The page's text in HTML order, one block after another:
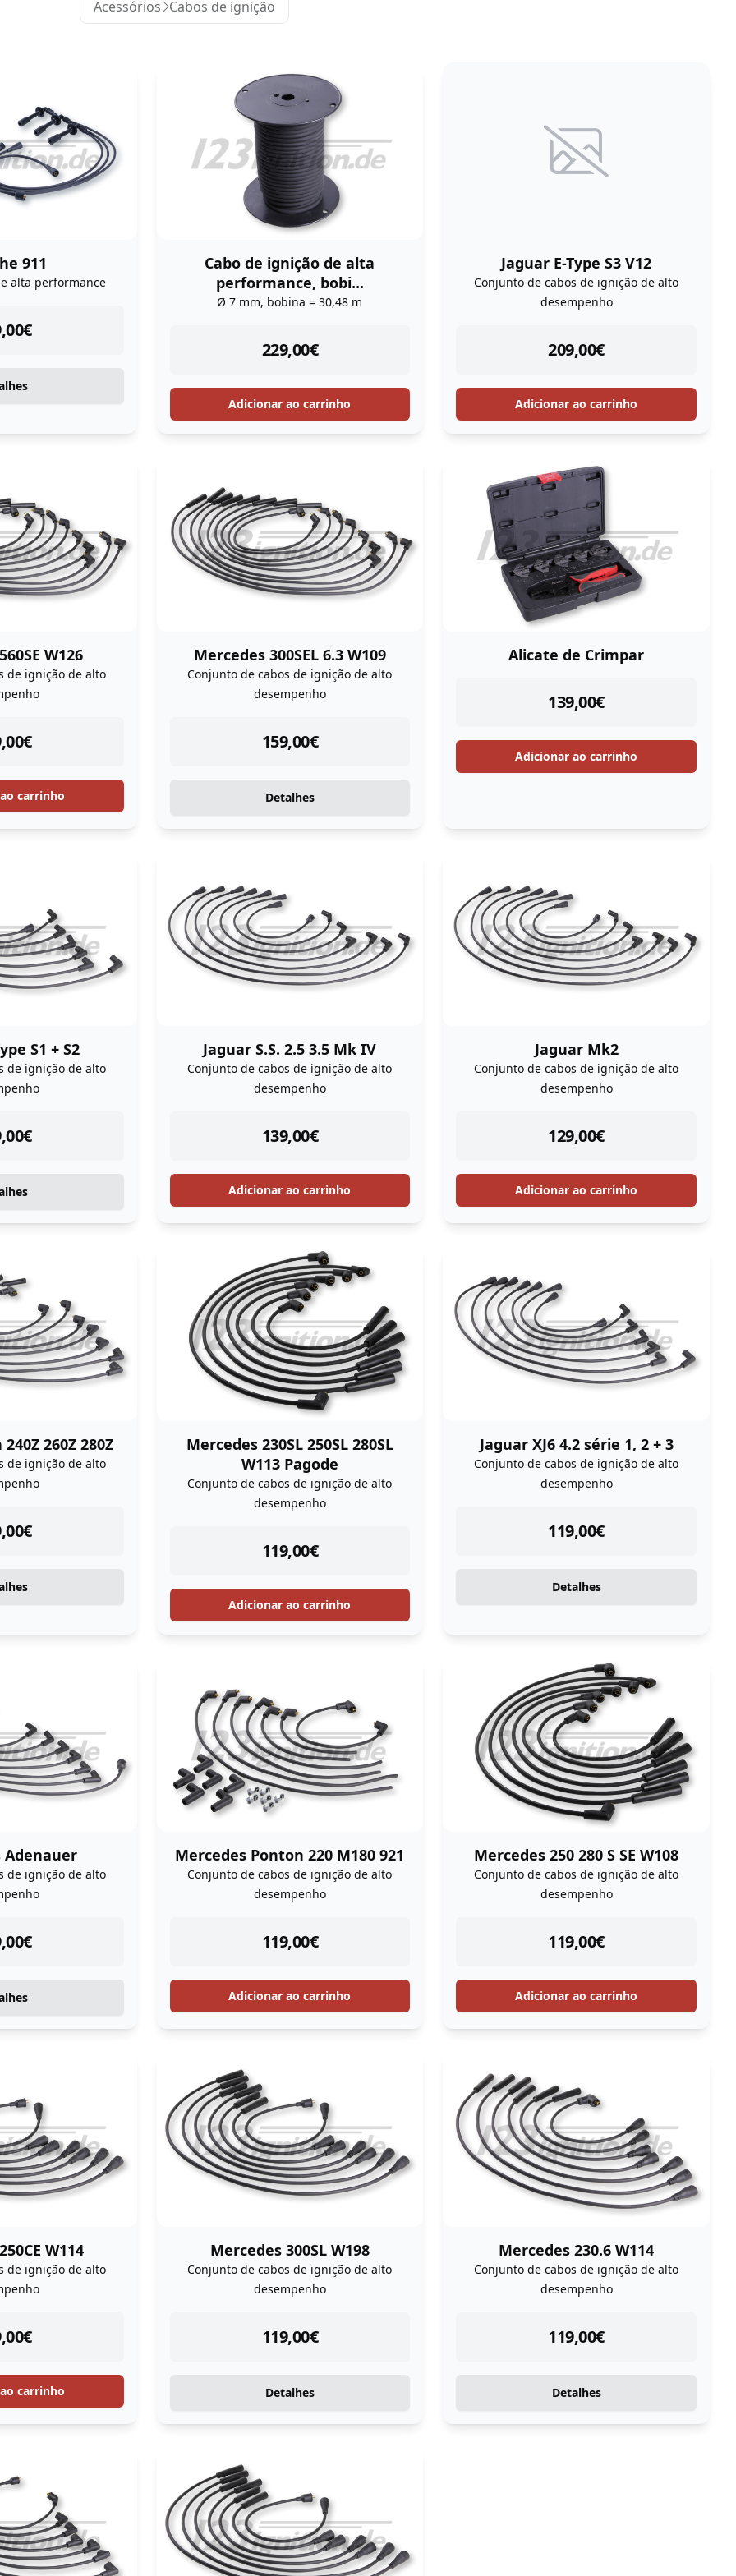
Acessórios Cabos de ignição
911
alta performance
€
Cabo de ignição de alta
performance, bobi...
Ø 7 mm, bobina = 30,48 m
229,00€
instock
Adicionar ao carrinho
Jaguar E-Type S3 V12
Conjunto de cabos de ignição de alto
desempenho
209,00€
instock
Adicionar ao carrinho
W126
de ignição de alto
€
carrinho
Mercedes 300SEL 6.3 W109
Conjunto de cabos de ignição de alto
desempenho
159,00€
instock
Detalhes
Alicate de Crimpar
139,00€
instock
Adicionar ao carrinho
S1 + S2
de ignição de alto
€
Jaguar S.S. 2.5 3.5 Mk IV
Conjunto de cabos de ignição de alto
desempenho
139,00€
instock
Adicionar ao carrinho
Jaguar Mk2
Conjunto de cabos de ignição de alto
desempenho
129,00€
instock
Adicionar ao carrinho
260Z 280Z
de ignição de alto
€
Mercedes 230SL 250SL 280SL
W113 Pagode
Conjunto de cabos de ignição de alto
desempenho
119,00€
instock
Adicionar ao carrinho
Jaguar XJ6 4.2 série 1, 2 + 3
Conjunto de cabos de ignição de alto
desempenho
119,00€
instock
Detalhes
Adenauer
de ignição de alto
€
Mercedes Ponton 220 M180 921
Conjunto de cabos de ignição de alto
desempenho
119,00€
instock
Adicionar ao carrinho
Mercedes 250 280 S SE W108
Conjunto de cabos de ignição de alto
desempenho
119,00€
instock
Adicionar ao carrinho
W114
de ignição de alto
€
carrinho
Mercedes 300SL W198
Conjunto de cabos de ignição de alto
desempenho
119,00€
instock
Detalhes
Mercedes 230.6 W114
Conjunto de cabos de ignição de alto
desempenho
119,00€
instock
Detalhes